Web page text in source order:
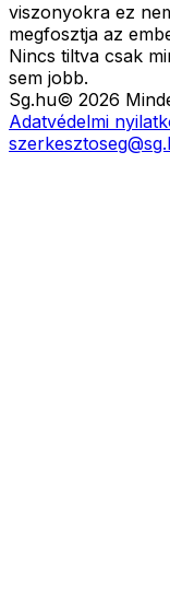
viszonyokra ez
megfosztja az
Nincs tiltva csak
sem jobb.
Sg.hu© 2026
Adatvédelmi